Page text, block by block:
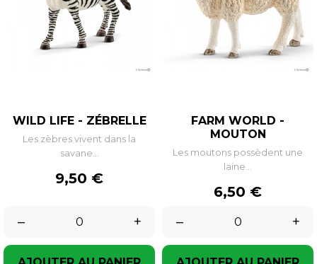
WILD LIFE - ZÉBRELLE
Les zèbres vivent dans la
savane...
Prix
9,50 €
– +
FARM WORLD -
MOUTON
Les moutons possèdent une
laine...
Prix
6,50 €
–
+